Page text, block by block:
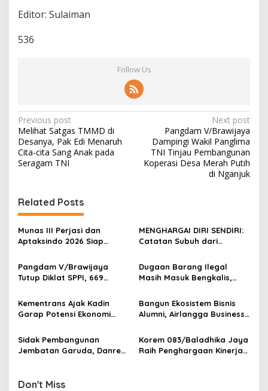
Editor: Sulaiman
536
Follow Us
P
o
s
t
a
v
i
a
i
o
n
Previous post
Melihat Satgas TMMD di
Desanya, Pak Edi Menaruh
Cita-cita Sang Anak pada
Seragam TNI
Next post
Pangdam V/Brawijaya
Dampingi Wakil Panglima
TNI Tinjau Pembangunan
Koperasi Desa Merah Putih
di Nganjuk
Related Posts
Munas III Perjasi dan
Aptaksindo 2026 Siap
Provinsi Akan Hadir
MENGHARGAI DIRI SENDIRI:
Catatan Subuh dari
Jawa
Pangdam V/Brawijaya
Tutup Diklat SPPI, 669
Penggerak Ekonomi Desa
Dugaan Barang Ilegal
Masih Masuk Bengkalis,
Pengawasan Menguat
Kementrans Ajak Kadin
Garap Potensi Ekonomi
Bangun Ekosistem Bisnis
Alumni, Airlangga Business
Sarasehan Nasional di
Surabaya
Sidak Pembangunan
Jembatan Garuda, Danrem
Target
Korem 083/Baladhika Jaya
Raih Penghargaan Kinerja
Don't Miss